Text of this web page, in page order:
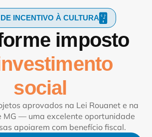
INCENTIVO À CULTURA
imposto
social
aprovados na Lei Rouanet e na
MG — uma excelente oportunidade
apoiarem com benefício fiscal.